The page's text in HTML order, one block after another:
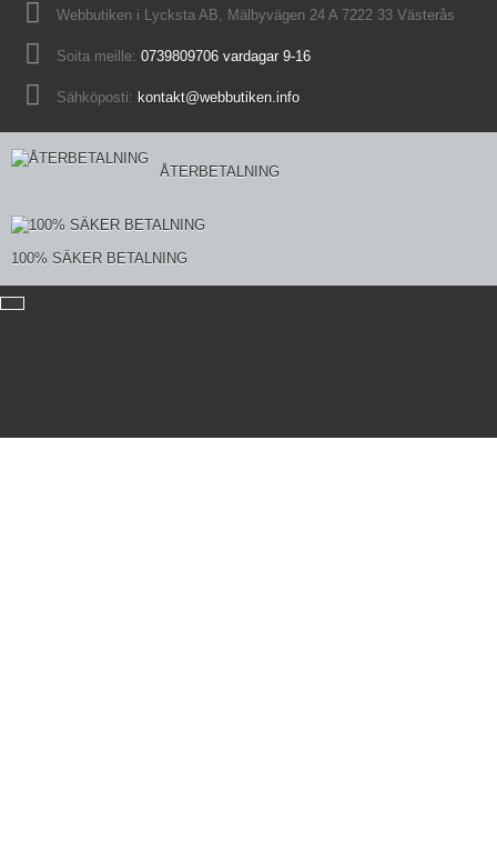
Webbutiken i Lycksta AB, Mälbyvägen 24 A 7222 33 Västerås
Soita meille: 0739809706 vardagar 9-16
Sähköposti: kontakt@webbutiken.info
ÅTERBETALNING
100% SÄKER BETALNING